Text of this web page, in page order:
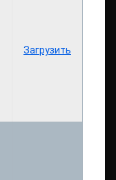
Загрузить